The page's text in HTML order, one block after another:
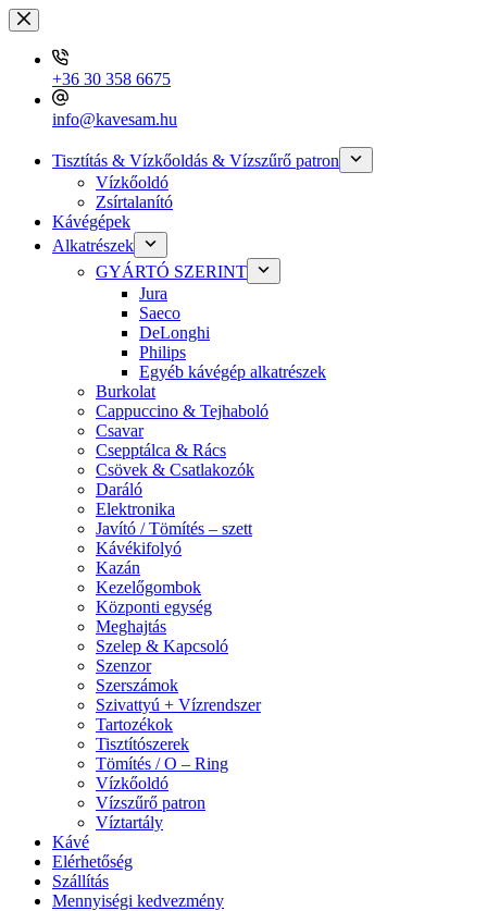
Skip
to
content
+36 30 358 6675
info@kavesam.hu
Tisztítás & Vízkőoldás & Vízszűrő patron
Vízkőoldó
Zsírtalanító
Kávégépek
Alkatrészek
GYÁRTÓ SZERINT
Jura
Saeco
DeLonghi
Philips
Egyéb kávégép alkatrészek
Burkolat
Cappuccino & Tejhaboló
Csavar
Csepptálca & Rács
Csövek & Csatlakozók
Daráló
Elektronika
Javító / Tömítés – szett
Kávékifolyó
Kazán
Kezelőgombok
Központi egység
Meghajtás
Szelep & Kapcsoló
Szenzor
Szerszámok
Szivattyú + Vízrendszer
Tartozékok
Tisztítószerek
Tömítés / O – Ring
Vízkőoldó
Vízszűrő patron
Víztartály
Kávé
Elérhetőség
Szállítás
Mennyiségi kedvezmény